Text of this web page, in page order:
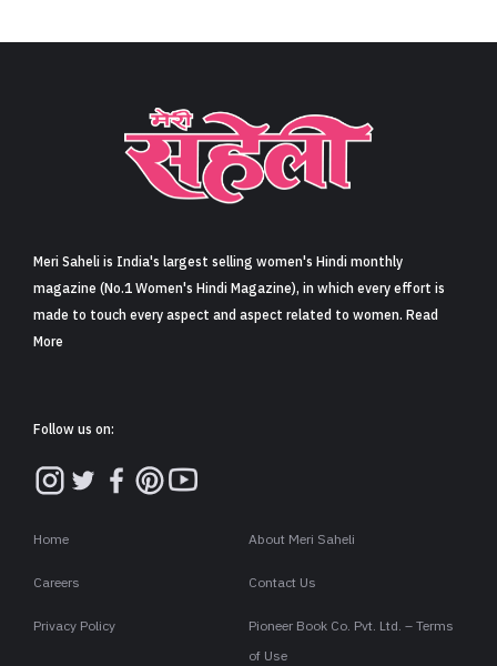
Meri Saheli is India's largest selling women's Hindi monthly
magazine (No.1 Women's Hindi Magazine), in which every effort is
made to touch every aspect and aspect related to women. Read
More
Follow us on:
Home About Meri Saheli
Careers Contact Us
Privacy Policy
Pioneer Book Co. Pvt. Ltd. – Terms
of Use